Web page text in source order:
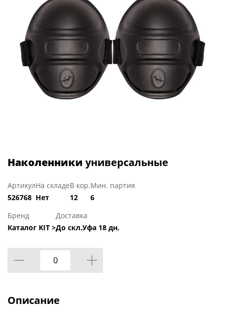
Наколенники универсальные
Артикул
526768
На складе
Нет
В кор.
12
Мин. партия
6
Бренд
Каталог KIT >
Доставка
До скл.Уфа 18 дн.
Описание